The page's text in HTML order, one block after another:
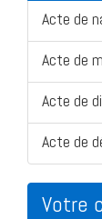
Acte de
Acte de
Acte de
Acte de
Votre